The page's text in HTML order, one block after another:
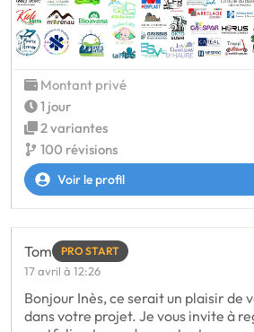
Montant privé
1 jour
2 variantes
100 révisions
Voir le profil
Tom PRO START
17 avril à 12:26
Bonjour Inès, ce serait un plaisir de
dans votre projet. Je vous invite à